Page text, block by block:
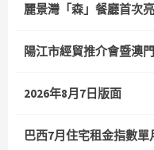
麗景灣「森」餐廳首次
陽江市經貿推介會暨澳
2026年8月7日版面
巴西7月住宅租金指數單